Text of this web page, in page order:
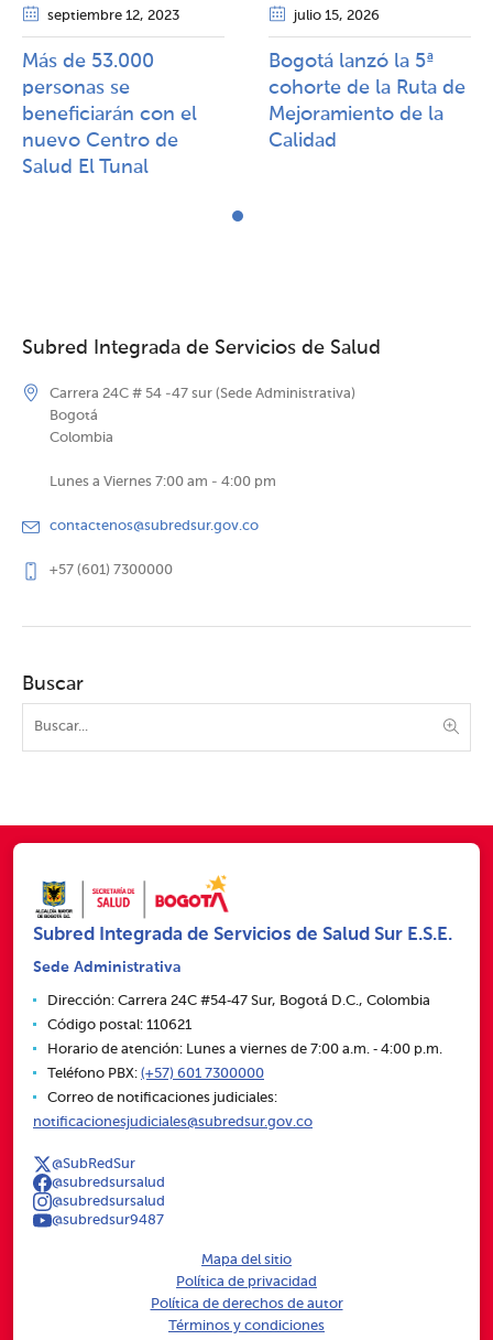
septiembre 12, 2023
Más de 53.000
personas se
beneficiarán con el
nuevo Centro de
Salud El Tunal
julio 15, 2026
Bogotá lanzó la 5ª
cohorte de la Ruta de
Mejoramiento de la
Calidad​​
Subred Integrada de Servicios de Salud
Carrera 24C # 54 -47 sur (Sede Administrativa)
Bogotá
Colombia
Lunes a Viernes 7:00 am - 4:00 pm
contactenos@subredsur.gov.co
+57 (601) 7300000
Buscar
Subred Integrada de Servicios de Salud Sur E.S.E.
Sede Administrativa
Dirección: Carrera 24C #54‑47 Sur, Bogotá D.C., Colombia
Código postal: 110621
Horario de atención: Lunes a viernes de 7:00 a.m. ‑ 4:00 p.m.
Teléfono PBX: (+57) 601 7300000
Correo de notificaciones judiciales:
notificacionesjudiciales@subredsur.gov.co
@SubRedSur
@subredsursalud
@subredsursalud
@subredsur9487
Mapa del sitio
Política de privacidad
Política de derechos de autor
Términos y condiciones